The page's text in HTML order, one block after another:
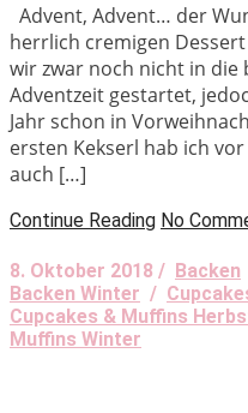
Advent, Advent… der
herrlich cremigen
wir zwar noch nicht in die
Adventzeit gestartet,
Jahr schon in
ersten Kekserl hab ich
auch […]
Continue Reading No
8. Oktober 2018 / Backen
Backen Winter /
Cupcakes & Muffins
Muffins Winter